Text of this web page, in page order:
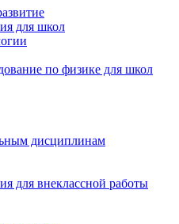
для школ
по физике для школ
дисциплинам
для внеклассной работы